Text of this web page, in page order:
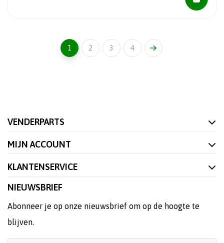
1 2 3 4
VENDERPARTS
MIJN ACCOUNT
KLANTENSERVICE
NIEUWSBRIEF
Abonneer je op onze nieuwsbrief om op de hoogte te
blijven.